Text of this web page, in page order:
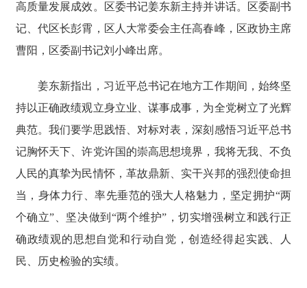
高质量发展成效。区委书记姜东新主持并讲话。区委副书
记、代区长彭霄，区人大常委会主任高春峰，区政协主席
曹阳，区委副书记刘小峰出席。
姜东新指出，习近平总书记在地方工作期间，始终坚
持以正确政绩观立身立业、谋事成事，为全党树立了光辉
典范。我们要学思践悟、对标对表，深刻感悟习近平总书
记胸怀天下、许党许国的崇高思想境界，我将无我、不负
人民的真挚为民情怀，革故鼎新、实干兴邦的强烈使命担
当，身体力行、率先垂范的强大人格魅力，坚定拥护“两
个确立”、坚决做到“两个维护”，切实增强树立和践行正
确政绩观的思想自觉和行动自觉，创造经得起实践、人
民、历史检验的实绩。